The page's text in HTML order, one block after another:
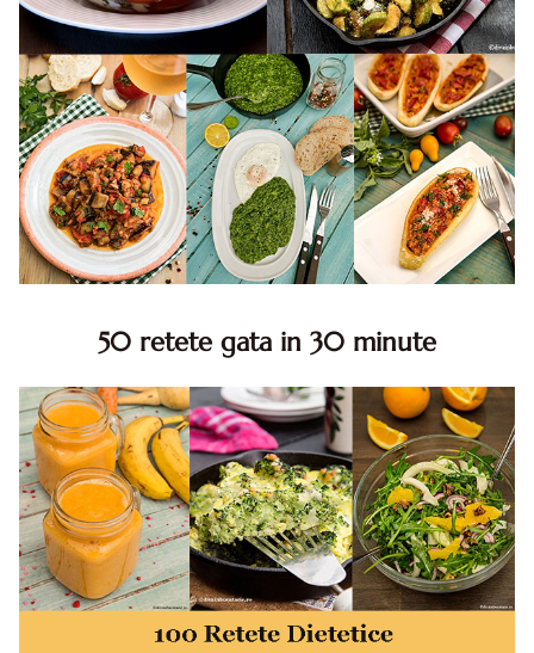
50 retete gata in 30 minute
minute. Retete rapide. Retete rapide de mancare. Idei
retete mancare rapid